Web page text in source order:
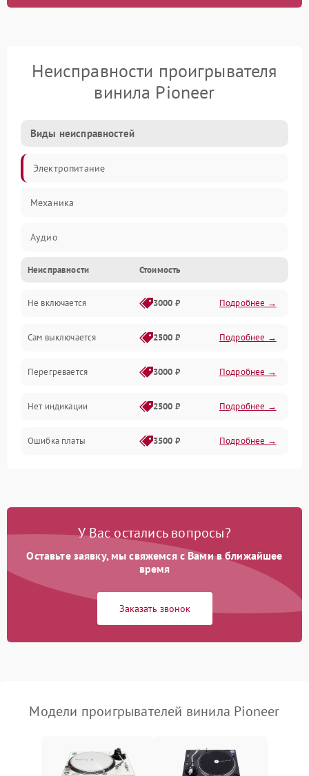
Неисправности проигрывателя
винила Pioneer
Виды неисправностей
Электропитание
Механика
Аудио
Неисправности Стоимость
Не включается 3000 ₽ Подробнее →
Сам выключается 2500 ₽ Подробнее →
Перегревается 3000 ₽ Подробнее →
Нет индикации 2500 ₽ Подробнее →
Ошибка платы 3500 ₽ Подробнее →
У Вас остались вопросы?
Оставьте заявку, мы свяжемся с Вами в ближайшее
время
Заказать звонок
Модели проигрывателей винила Pioneer